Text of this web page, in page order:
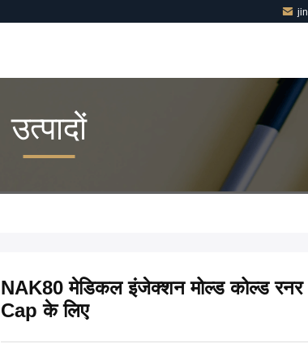
उत्पादों
NAK80 मेडिकल इंजेक्शन मोल्ड कोल्ड
Cap के लिए